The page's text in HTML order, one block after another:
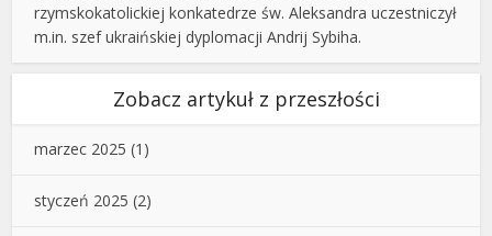
rzymskokatolickiej konkatedrze św. Aleksandra uczestniczył
m.in. szef ukraińskiej dyplomacji Andrij Sybiha.
Zobacz artykuł z przeszłości
marzec 2025 (1)
styczeń 2025 (2)